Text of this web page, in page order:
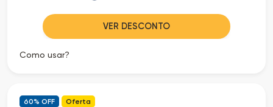
VER DESCONTO
Como usar?
60% OFF Oferta